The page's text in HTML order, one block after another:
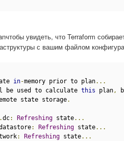
увидеть, что Terraform
с вашим файлом
in-memory prior to plan...
be used to calculate this plan,
state storage.
.dc: Refreshing state...
: Refreshing state...
: Refreshing state...